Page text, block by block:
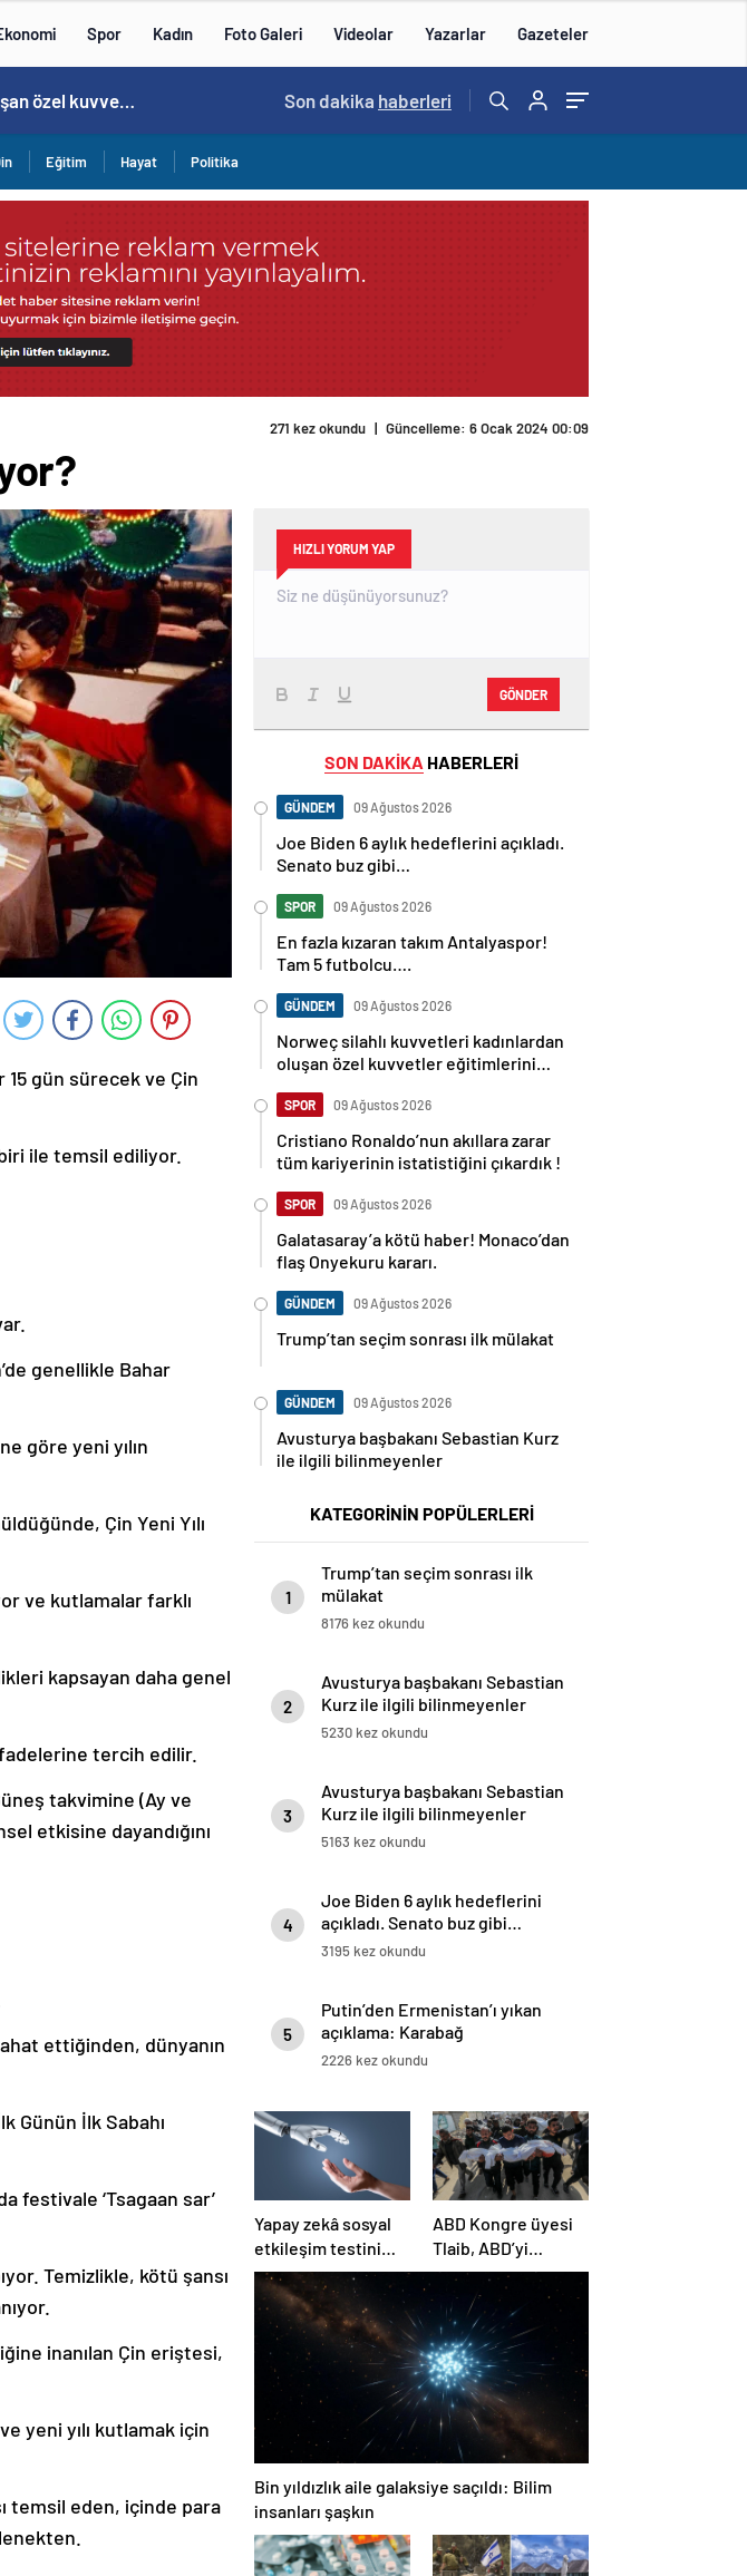
Spor Kadın Foto Galeri Videolar Yazarlar Gazeteler
Norweç silahlı kuvvetleri kadınlardan oluşan özel kuvvetler eğitimlerini başlattı. 15:20 /
Son dakika haberleri
Eğitim Hayat Politika
271 kez okundu | Güncelleme: 6 Ocak 2024 00:09
15 gün sürecek ve Çin
ile temsil ediliyor.
genellikle Bahar
göre yeni yılın
Çin Yeni Yılı
ve kutlamalar farklı
kapsayan daha genel
ifadelerine tercih edilir.
takvimine (Ay ve
etkisine dayandığını
ettiğinden, dünyanın
Günün İlk Sabahı
festivale ‘Tsagaan sar’
Temizlikle, kötü şansı
inanılan Çin eriştesi,
yeni yılı kutlamak için
temsil eden, içinde para
HIZLI YORUM YAP
GÖNDER
SON DAKİKA HABERLERİ
GÜNDEM 09 Ağustos 2026
Joe Biden 6 aylık hedeflerini açıkladı.
Senato buz gibi…
SPOR 09 Ağustos 2026
En fazla kızaran takım Antalyaspor!
Tam 5 futbolcu….
GÜNDEM 09 Ağustos 2026
Norweç silahlı kuvvetleri kadınlardan
oluşan özel kuvvetler eğitimlerini
SPOR 09 Ağustos 2026
Cristiano Ronaldo’nun akıllara zarar
tüm kariyerinin istatistiğini çıkardık !
SPOR 09 Ağustos 2026
Galatasaray’a kötü haber! Monaco’dan
flaş Onyekuru kararı.
GÜNDEM 09 Ağustos 2026
Trump’tan seçim sonrası ilk mülakat
GÜNDEM 09 Ağustos 2026
Avusturya başbakanı Sebastian Kurz
ile ilgili bilinmeyenler
KATEGORİNİN POPÜLERLERİ
1
Trump’tan seçim sonrası ilk
mülakat
8176 kez okundu
2
Avusturya başbakanı Sebastian
Kurz ile ilgili bilinmeyenler
5230 kez okundu
3
Avusturya başbakanı Sebastian
Kurz ile ilgili bilinmeyenler
5163 kez okundu
4
Joe Biden 6 aylık hedeflerini
açıkladı. Senato buz gibi…
3195 kez okundu
5
Putin’den Ermenistan’ı yıkan
açıklama: Karabağ
Azerbaycan’ın ayrılmaz bir
2226 kez okundu
Yapay zekâ sosyal
etkileşim testini
geçemedi
ABD Kongre üyesi
Tlaib, ABD’yi
Filistin’deki
“soykırımda suç
ortağı” olmakla
itham etti
Bin yıldızlık aile galaksiye saçıldı: Bilim
insanları şaşkın